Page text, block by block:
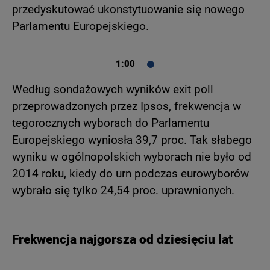
przedyskutować ukonstytuowanie się nowego
Parlamentu Europejskiego.
1:00
Według sondażowych wyników exit poll
przeprowadzonych przez Ipsos, frekwencja w
tegorocznych wyborach do Parlamentu
Europejskiego wyniosła 39,7 proc. Tak słabego
wyniku w ogólnopolskich wyborach nie było od
2014 roku, kiedy do urn podczas eurowyborów
wybrało się tylko 24,54 proc. uprawnionych.
Frekwencja najgorsza od dziesięciu lat